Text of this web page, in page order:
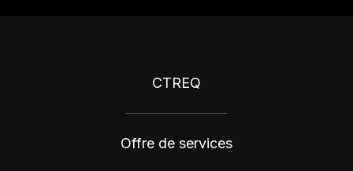
CTREQ
Offre de services